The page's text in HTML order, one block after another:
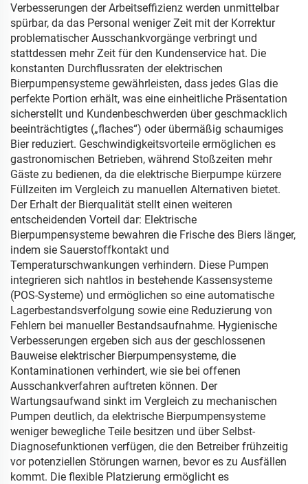
Verbesserungen der Arbeitseffizienz werden unmittelbar
spürbar, da das Personal weniger Zeit mit der Korrektur
problematischer Ausschankvorgänge verbringt und
stattdessen mehr Zeit für den Kundenservice hat. Die
konstanten Durchflussraten der elektrischen
Bierpumpensysteme gewährleisten, dass jedes Glas die
perfekte Portion erhält, was eine einheitliche Präsentation
sicherstellt und Kundenbeschwerden über geschmacklich
beeinträchtigtes („flaches“) oder übermäßig schaumiges
Bier reduziert. Geschwindigkeitsvorteile ermöglichen es
gastronomischen Betrieben, während Stoßzeiten mehr
Gäste zu bedienen, da die elektrische Bierpumpe kürzere
Füllzeiten im Vergleich zu manuellen Alternativen bietet.
Der Erhalt der Bierqualität stellt einen weiteren
entscheidenden Vorteil dar: Elektrische
Bierpumpensysteme bewahren die Frische des Biers länger,
indem sie Sauerstoffkontakt und
Temperaturschwankungen verhindern. Diese Pumpen
integrieren sich nahtlos in bestehende Kassensysteme
(POS-Systeme) und ermöglichen so eine automatische
Lagerbestandsverfolgung sowie eine Reduzierung von
Fehlern bei manueller Bestandsaufnahme. Hygienische
Verbesserungen ergeben sich aus der geschlossenen
Bauweise elektrischer Bierpumpensysteme, die
Kontaminationen verhindert, wie sie bei offenen
Ausschankverfahren auftreten können. Der
Wartungsaufwand sinkt im Vergleich zu mechanischen
Pumpen deutlich, da elektrische Bierpumpensysteme
weniger bewegliche Teile besitzen und über Selbst-
Diagnosefunktionen verfügen, die den Betreiber frühzeitig
vor potenziellen Störungen warnen, bevor es zu Ausfällen
kommt. Die flexible Platzierung ermöglicht es